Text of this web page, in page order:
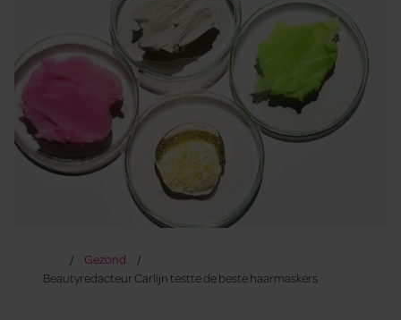
Gezond
Beautyredacteur Carlijn testte de beste haarmaskers